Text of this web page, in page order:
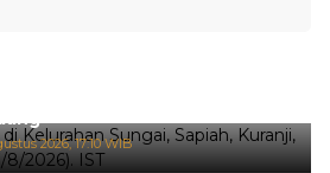
15 Titik Banjir Terdeteksi di
2026, 17:10 WIB